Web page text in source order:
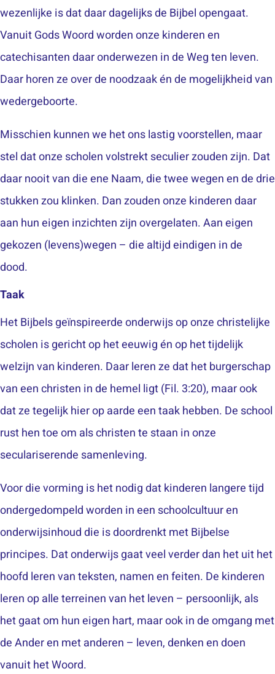
wezenlijke is dat daar dagelijks de Bijbel opengaat.
Vanuit Gods Woord worden onze kinderen en
catechisanten daar onderwezen in de Weg ten leven.
Daar horen ze over de noodzaak én de mogelijkheid van
wedergeboorte.
Misschien kunnen we het ons lastig voorstellen, maar
stel dat onze scholen volstrekt seculier zouden zijn. Dat
daar nooit van die ene Naam, die twee wegen en de drie
stukken zou klinken. Dan zouden onze kinderen daar
aan hun eigen inzichten zijn overgelaten. Aan eigen
gekozen (levens)wegen – die altijd eindigen in de
dood.
Taak
Het Bijbels geïnspireerde onderwijs op onze christelijke
scholen is gericht op het eeuwig én op het tijdelijk
welzijn van kinderen. Daar leren ze dat het burgerschap
van een christen in de hemel ligt (Fil. 3:20), maar ook
dat ze tegelijk hier op aarde een taak hebben. De school
rust hen toe om als christen te staan in onze
seculariserende samenleving.
Voor die vorming is het nodig dat kinderen langere tijd
ondergedompeld worden in een schoolcultuur en
onderwijsinhoud die is doordrenkt met Bijbelse
principes. Dat onderwijs gaat veel verder dan het uit het
hoofd leren van teksten, namen en feiten. De kinderen
leren op alle terreinen van het leven – persoonlijk, als
het gaat om hun eigen hart, maar ook in de omgang met
de Ander en met anderen – leven, denken en doen
vanuit het Woord.